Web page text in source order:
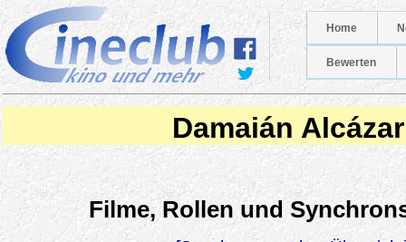
Home
Bewerten
Damaián Alcázar
Filme, Rollen und